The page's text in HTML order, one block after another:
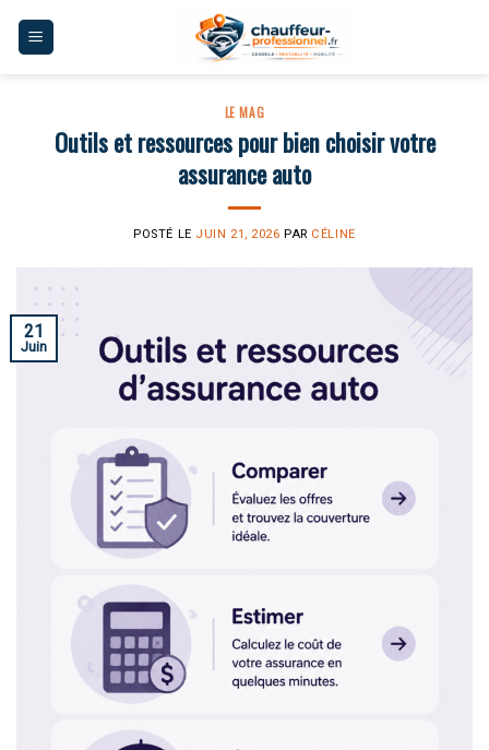
LE MAG
Outils et ressources pour bien choisir votre
assurance auto
POSTÉ LE JUIN 21, 2026 PAR CÉLINE
21
Juin